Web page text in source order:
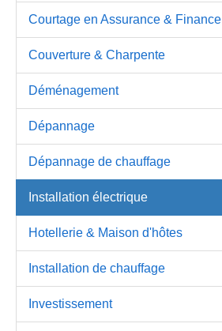
Courtage en Assurance & Finance
Couverture & Charpente
Déménagement
Dépannage
Dépannage de chauffage
Installation électrique
Hotellerie & Maison d'hôtes
Installation de chauffage
Investissement